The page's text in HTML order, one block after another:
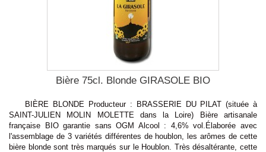
Bière 75cl. Blonde GIRASOLE BIO
BIÈRE BLONDE Producteur : BRASSERIE DU PILAT (située à
SAINT-JULIEN MOLIN MOLETTE dans la Loire) Bière artisanale
française BIO garantie sans OGM Alcool : 4,6% vol.Élaborée avec
l'assemblage de 3 variétés différentes de houblon, les arômes de cette
bière blonde sont très marqués sur le Houblon. Très désaltérante, cette